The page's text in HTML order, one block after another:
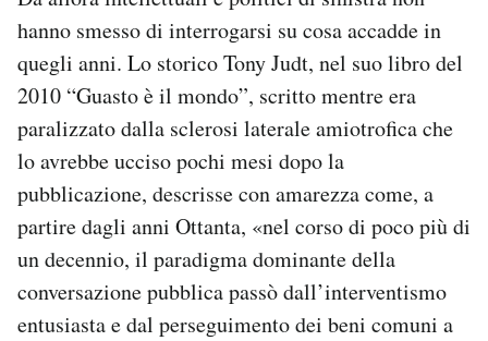
hanno smesso di interrogarsi su cosa accadde in
quegli anni. Lo storico Tony Judt, nel suo libro del
2010 “Guasto è il mondo”, scritto mentre era
paralizzato dalla sclerosi laterale amiotrofica che
lo avrebbe ucciso pochi mesi dopo la
pubblicazione, descrisse con amarezza come, a
partire dagli anni Ottanta, «nel corso di poco più di
un decennio, il paradigma dominante della
conversazione pubblica passò dall’interventismo
entusiasta e dal perseguimento dei beni comuni a